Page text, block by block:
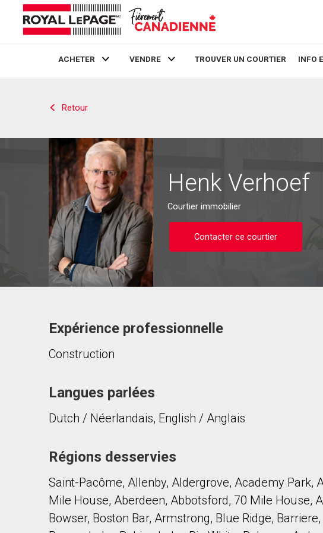
ACHETER VENDRE TROUVER UN COURTIER INFO
Retour
Henk Verhoef
Courtier immobilier
Contacter ce courtier
Contacter ce courtier
Prénom
Téléphone
Expérience professionnelle
Construction
Langues parlées
Dutch / Néerlandais, English / Anglais
Régions desservies
Saint-Pacôme, Allenby, Aldergrove, Academy Park,
Mile House, Aberdeen, Abbotsford, 70 Mile House,
Bowser, Boston Bar, Armstrong, Blue Ridge,